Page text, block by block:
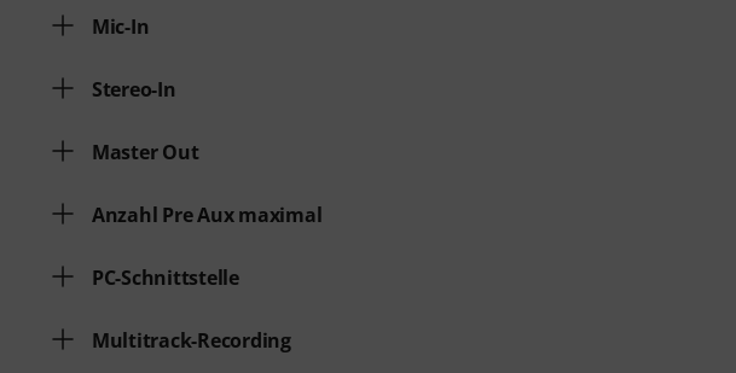
Mic-In
Stereo-In
Master Out
Anzahl Pre Aux maximal
PC-Schnittstelle
Multitrack-Recording